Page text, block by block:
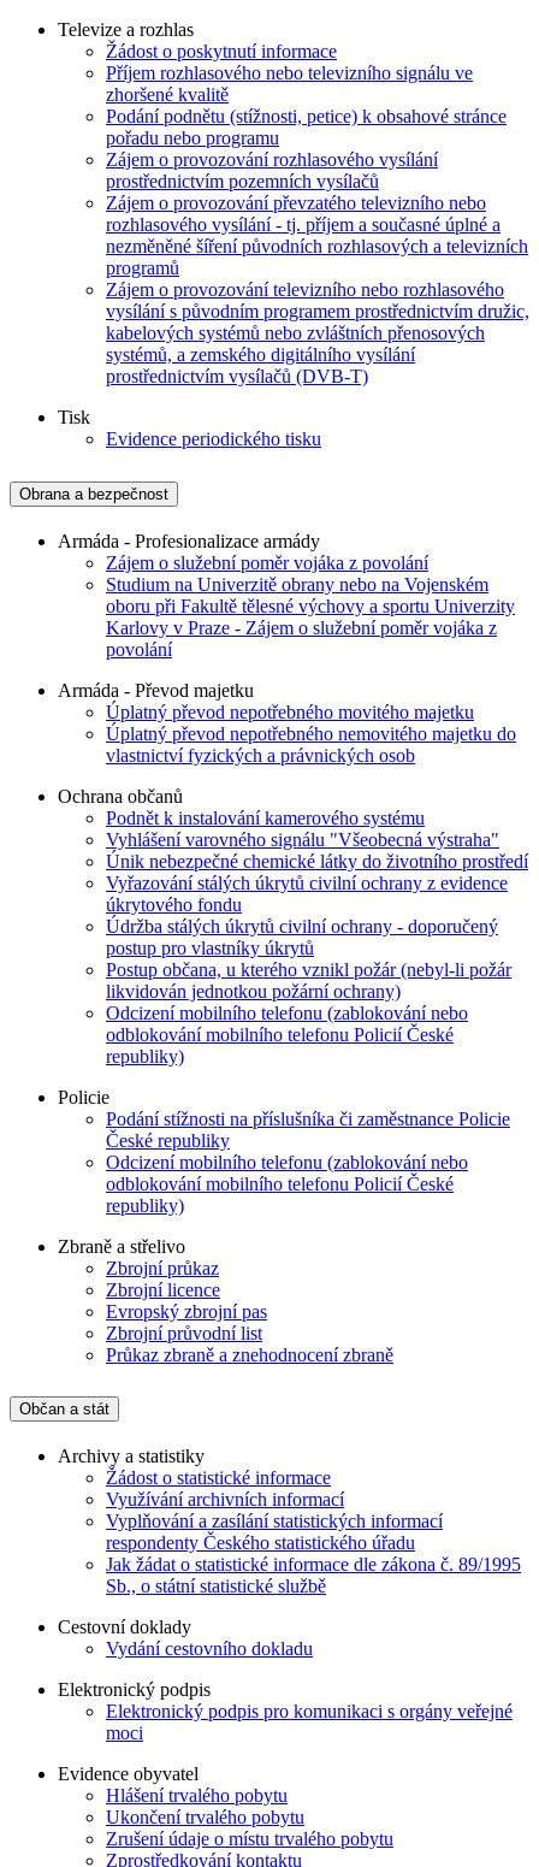
Televize a rozhlas
Žádost o poskytnutí informace
Příjem rozhlasového nebo televizního signálu ve
zhoršené kvalitě
Podání podnětu (stížnosti, petice) k obsahové stránce
pořadu nebo programu
Zájem o provozování rozhlasového vysílání
prostřednictvím pozemních vysílačů
Zájem o provozování převzatého televizního nebo
rozhlasového vysílání - tj. příjem a současné úplné a
nezměněné šíření původních rozhlasových a televizních
programů
Zájem o provozování televizního nebo rozhlasového
vysílání s původním programem prostřednictvím družic,
kabelových systémů nebo zvláštních přenosových
systémů, a zemského digitálního vysílání
prostřednictvím vysílačů (DVB-T)
Tisk
Evidence periodického tisku
Obrana a bezpečnost
Armáda - Profesionalizace armády
Zájem o služební poměr vojáka z povolání
Studium na Univerzitě obrany nebo na Vojenském
oboru při Fakultě tělesné výchovy a sportu Univerzity
Karlovy v Praze - Zájem o služební poměr vojáka z
povolání
Armáda - Převod majetku
Úplatný převod nepotřebného movitého majetku
Úplatný převod nepotřebného nemovitého majetku do
vlastnictví fyzických a právnických osob
Ochrana občanů
Podnět k instalování kamerového systému
Vyhlášení varovného signálu "Všeobecná výstraha"
Únik nebezpečné chemické látky do životního prostředí
Vyřazování stálých úkrytů civilní ochrany z evidence
úkrytového fondu
Údržba stálých úkrytů civilní ochrany - doporučený
postup pro vlastníky úkrytů
Postup občana, u kterého vznikl požár (nebyl-li požár
likvidován jednotkou požární ochrany)
Odcizení mobilního telefonu (zablokování nebo
odblokování mobilního telefonu Policií České
republiky)
Policie
Podání stížnosti na příslušníka či zaměstnance Policie
České republiky
Odcizení mobilního telefonu (zablokování nebo
odblokování mobilního telefonu Policií České
republiky)
Zbraně a střelivo
Zbrojní průkaz
Zbrojní licence
Evropský zbrojní pas
Zbrojní průvodní list
Průkaz zbraně a znehodnocení zbraně
Občan a stát
Archivy a statistiky
Žádost o statistické informace
Využívání archivních informací
Vyplňování a zasílání statistických informací
respondenty Českého statistického úřadu
Jak žádat o statistické informace dle zákona č. 89/1995
Sb., o státní statistické službě
Cestovní doklady
Vydání cestovního dokladu
Elektronický podpis
Elektronický podpis pro komunikaci s orgány veřejné
moci
Evidence obyvatel
Hlášení trvalého pobytu
Ukončení trvalého pobytu
Zrušení údaje o místu trvalého pobytu
Zprostředkování kontaktu